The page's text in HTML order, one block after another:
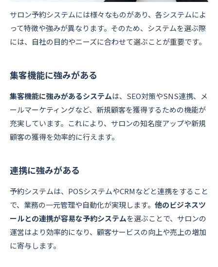
サロン予約システムには様々なものがあり、各システムによ
って特徴や強みが異なります。そのため、システムを選ぶ際
には、自社の目的やニーズに合わせて選ぶことが重要です。
集客機能に強みがある
集客機能に強みがあるシステムは、SEO対策やSNS連携、メ
ールマーケティングなど、新規顧客を獲得するための機能が
充実しています。これにより、サロンの知名度アップや新規
顧客の獲得を効率的に行えます。
連携に強みがある
予約システムは、POSシステムやCRMなどと連携をすること
で、業務の一元管理や自動化が実現します。 他のビジネスツ
ールとの連携が容易な予約システムを選ぶことで、サロンの
運営はより効率的になり、顧客サービスの向上や売上の増加
に寄与します。